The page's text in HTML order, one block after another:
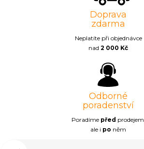
Doprava
zdarma
Neplatíte při objednávce
nad 2 000 Kč
Odborné
poradenství
Poradíme před prodejem,
ale i po něm